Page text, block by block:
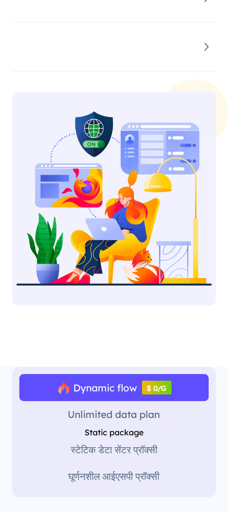
Dynamic flow $ 0/G
Unlimited data plan
Static package
स्टेटिक डेटा सेंटर प्रॉक्सी
घूर्णनशील आईएसपी प्रॉक्सी